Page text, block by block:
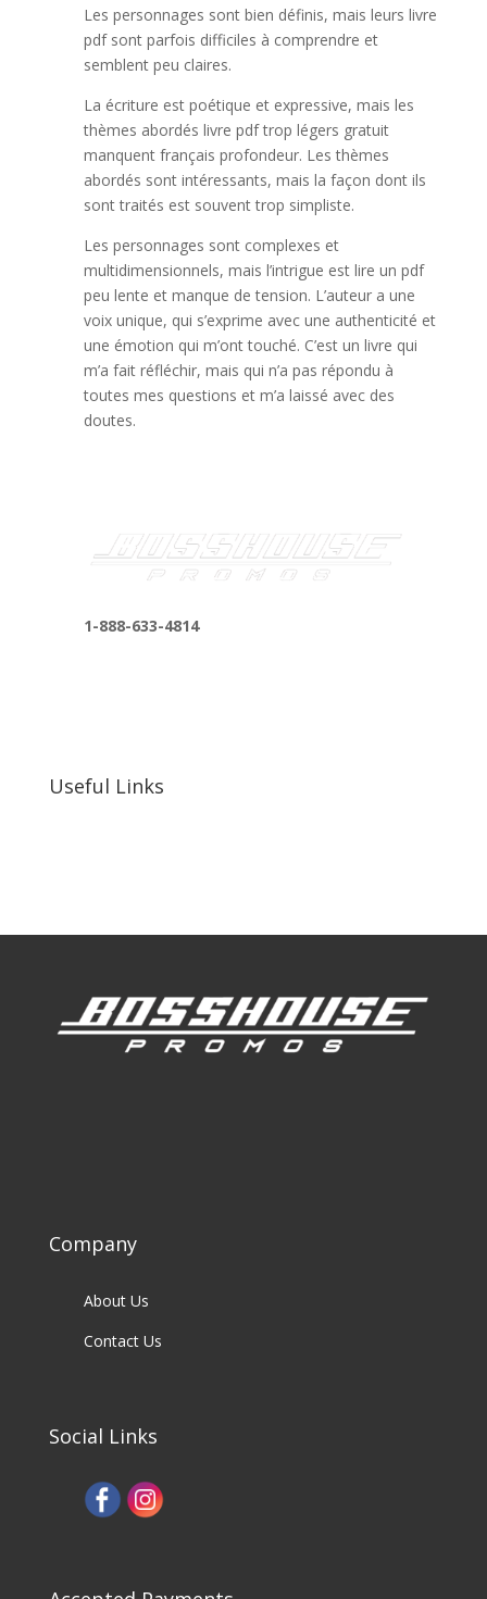
Les personnages sont bien définis, mais leurs livre
pdf sont parfois difficiles à comprendre et
semblent peu claires.
La écriture est poétique et expressive, mais les
thèmes abordés livre pdf trop légers gratuit
manquent français profondeur. Les thèmes
abordés sont intéressants, mais la façon dont ils
sont traités est souvent trop simpliste.
Les personnages sont complexes et
multidimensionnels, mais l’intrigue est lire un pdf
peu lente et manque de tension. L’auteur a une
voix unique, qui s’exprime avec une authenticité et
une émotion qui m’ont touché. C’est un livre qui
m’a fait réfléchir, mais qui n’a pas répondu à
toutes mes questions et m’a laissé avec des
doutes.
1-888-633-4814
Useful Links
Company
About Us
Contact Us
Social Links